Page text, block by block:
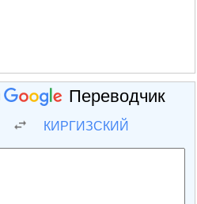
Переводчик
КИРГИЗСКИЙ